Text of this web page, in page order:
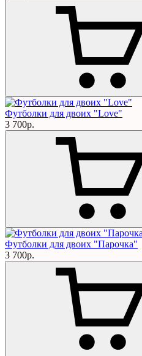
Футболки для двоих "Love"
3 700р.
Футболки для двоих "Парочка"
3 700р.